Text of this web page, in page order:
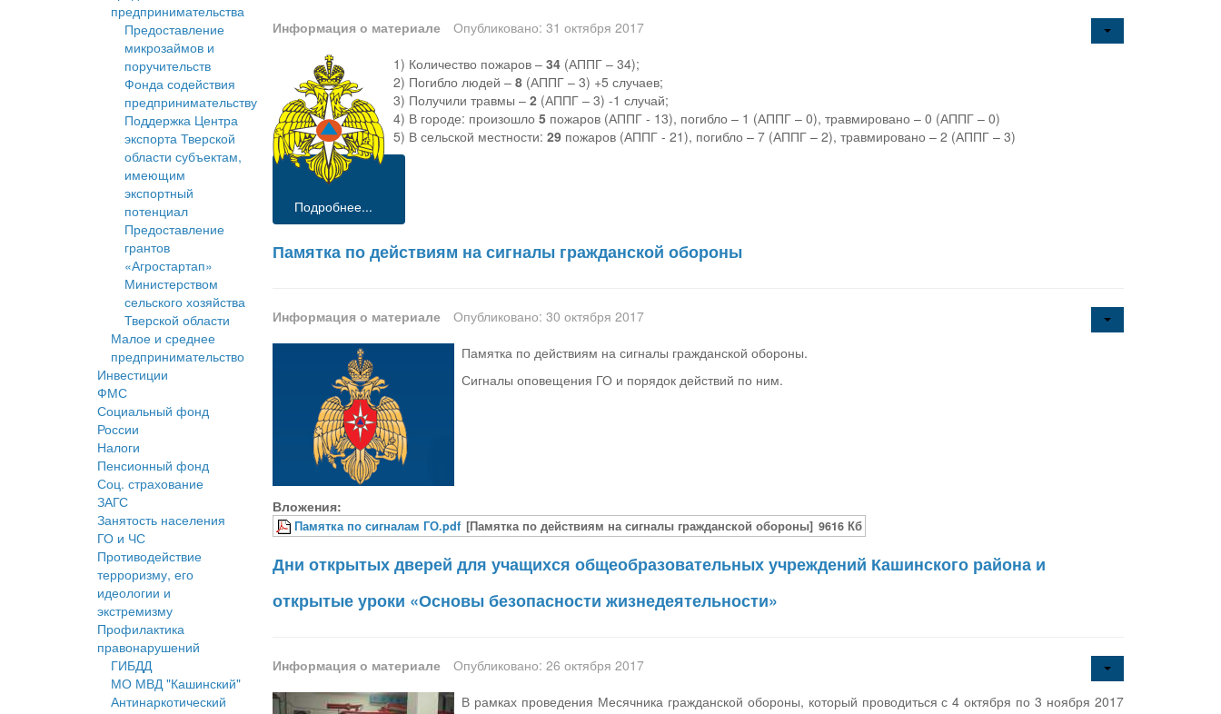
предпринимательства
Предоставление
микрозаймов и
поручительств
Фонда содействия
предпринимательству
Поддержка Центра
экспорта Тверской
области субъектам,
имеющим
экспортный
потенциал
Предоставление
грантов
«Агростартап»
Министерством
сельского хозяйства
Тверской области
Малое и среднее
предпринимательство
Инвестиции
ФМС
Социальный фонд
России
Налоги
Пенсионный фонд
Соц. страхование
ЗАГС
Занятость населения
ГО и ЧС
Противодействие
терроризму, его
идеологии и
экстремизму
Профилактика
правонарушений
ГИБДД
МО МВД "Кашинский"
Антинаркотический
Информация о материале
Опубликовано: 31 октября 2017
1) Количество пожаров –34 (АППГ – 34);
2) Погибло людей –8 (АППГ – 3) +5 случаев;
3) Получили травмы –2 (АППГ – 3) -1 случай;
4) В городе: произошло5 пожаров (АППГ - 13), погибло – 1 (АППГ – 0), травмировано – 0 (АППГ – 0)
5) В сельской местности:29 пожаров (АППГ - 21), погибло – 7 (АППГ – 2), травмировано – 2 (АППГ – 3)
Подробнее...
Памятка по действиям на сигналы гражданской обороны
Информация о материале
Опубликовано: 30 октября 2017
Памятка по действиям на сигналы гражданской обороны.
Сигналы оповещения ГО и порядок действий по ним.
Вложения:
Памятка по сигналам ГО.pdf [Памятка по действиям на сигналы гражданской обороны] 9616 Кб
Дни открытых дверей для учащихся общеобразовательных учреждений Кашинского района и
открытые уроки «Основы безопасности жизнедеятельности»
Информация о материале
Опубликовано: 26 октября 2017
В рамках проведения Месячника гражданской обороны, который проводиться с 4 октября по 3 ноября 2017